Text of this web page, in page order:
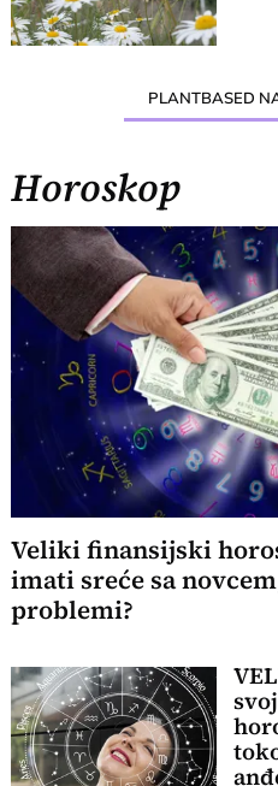
PLANTBASED
Horoskop
Veliki finansijski
imati sreće sa
problemi?